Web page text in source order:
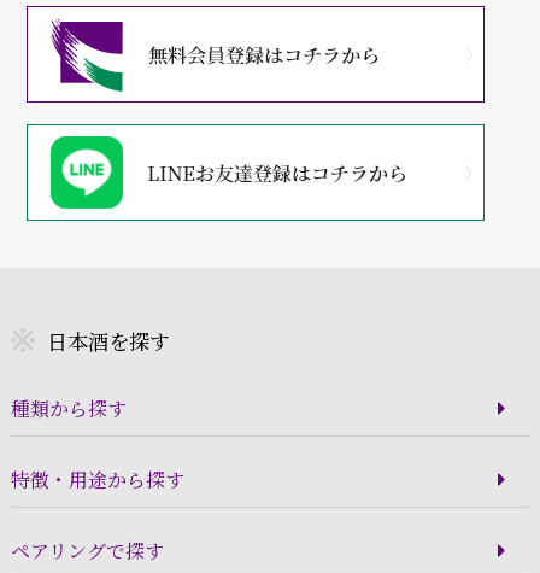
日本酒を探す
種類から探す
特徴・用途から探す
ペアリングで探す